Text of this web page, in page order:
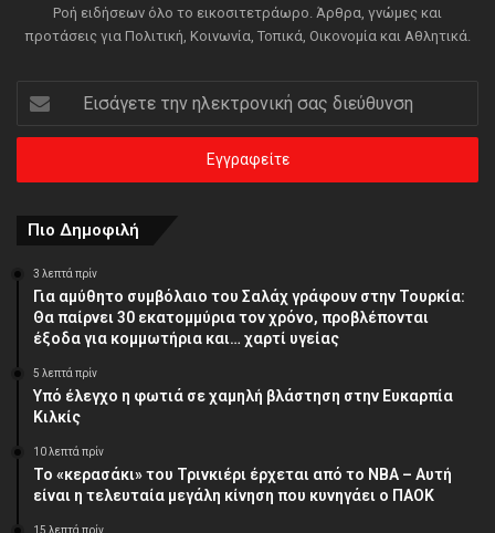
Ροή ειδήσεων όλο το εικοσιτετράωρο. Άρθρα, γνώμες και
προτάσεις για Πολιτική, Κοινωνία, Τοπικά, Οικονομία και Αθλητικά.
Εισάγετε
την
ηλεκτρονική
διεύθυνση
Πιο Δημοφιλή
3 λεπτά πρίν
Για αμύθητο συμβόλαιο του Σαλάχ γράφουν στην Τουρκία:
Θα παίρνει 30 εκατομμύρια τον χρόνο, προβλέπονται
έξοδα για κομμωτήρια και… χαρτί υγείας
5 λεπτά πρίν
Υπό έλεγχο η φωτιά σε χαμηλή βλάστηση στην Ευκαρπία
Κιλκίς
10 λεπτά πρίν
Το «κερασάκι» του Τρινκιέρι έρχεται από το NBA – Αυτή
είναι η τελευταία μεγάλη κίνηση που κυνηγάει ο ΠΑΟΚ